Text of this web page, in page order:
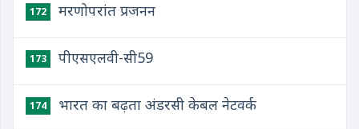
172 मरणोपरांत प्रजनन
173 पीएसएलवी-सी59
174 भारत का बढ़ता अंडरसी केबल नेटवर्क